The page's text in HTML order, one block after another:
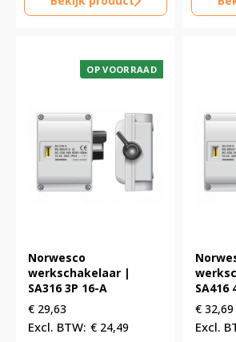
OP VOORRAAD
Norwesco
werkschakelaar |
SA316 3P 16-A
€ 29,63
€ 24,49
SA416
€ 32,69